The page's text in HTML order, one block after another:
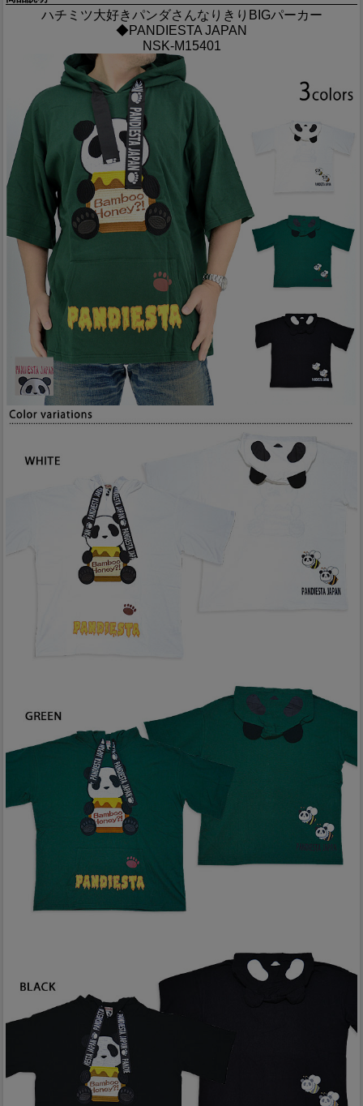
ハチミツ大好きパンダさんなりきりBIGパーカー
◆PANDIESTA JAPAN
NSK-M15401